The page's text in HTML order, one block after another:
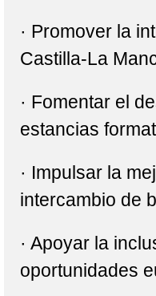
· Promover la
Castilla-La
· Fomentar el
estancias
· Impulsar la
intercambio de
· Apoyar la
oportunidades